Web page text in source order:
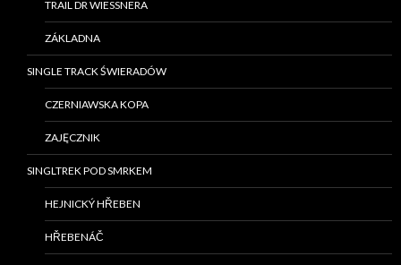
TRAIL DR WIESSNERA
ZÁKLADNA
SINGLE TRACK ŚWIERADÓW
CZERNIAWSKA KOPA
ZAJĘCZNIK
SINGLTREK POD SMRKEM
HEJNICKÝ HŘEBEN
HŘEBENÁČ